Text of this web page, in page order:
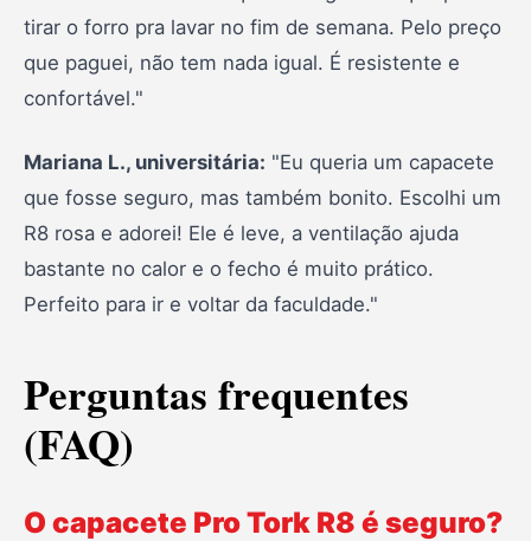
tirar o forro pra lavar no fim de semana. Pelo preço
que paguei, não tem nada igual. É resistente e
confortável."
Mariana L., universitária: "Eu queria um capacete
que fosse seguro, mas também bonito. Escolhi um
R8 rosa e adorei! Ele é leve, a ventilação ajuda
bastante no calor e o fecho é muito prático.
Perfeito para ir e voltar da faculdade."
Perguntas frequentes
(FAQ)
O capacete Pro Tork R8 é seguro?